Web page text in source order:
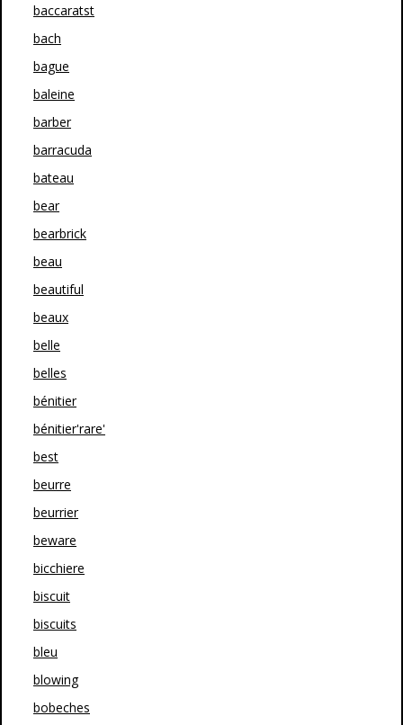
baccaratst
bach
bague
baleine
barber
barracuda
bateau
bear
bearbrick
beau
beautiful
beaux
belle
belles
bénitier
bénitier'rare'
best
beurre
beurrier
beware
bicchiere
biscuit
biscuits
bleu
blowing
bobeches